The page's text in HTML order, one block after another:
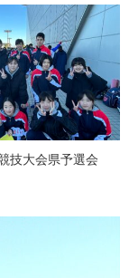
技大会県予選会